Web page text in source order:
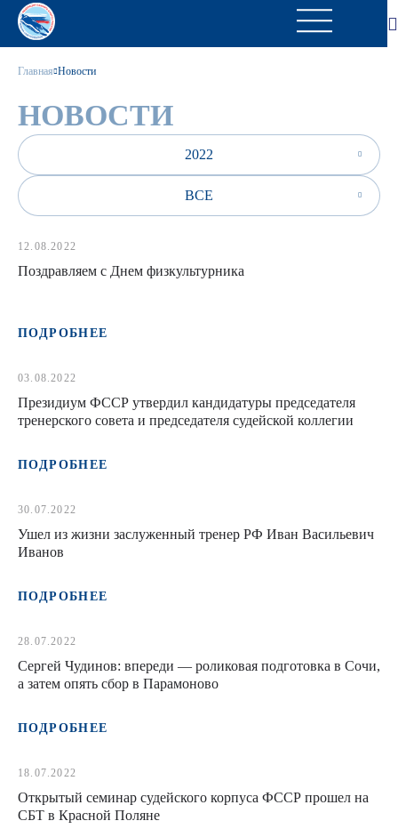
Главная Новости
НОВОСТИ
2022
ВСЕ
12.08.2022
Поздравляем с Днем физкультурника
ПОДРОБНЕЕ
03.08.2022
Президиум ФССР утвердил кандидатуры председателя
тренерского совета и председателя судейской коллегии
ПОДРОБНЕЕ
30.07.2022
Ушел из жизни заслуженный тренер РФ Иван Васильевич
Иванов
ПОДРОБНЕЕ
28.07.2022
Сергей Чудинов: впереди — роликовая подготовка в Сочи,
а затем опять сбор в Парамоново
ПОДРОБНЕЕ
18.07.2022
Открытый семинар судейского корпуса ФССР прошел на
СБТ в Красной Поляне